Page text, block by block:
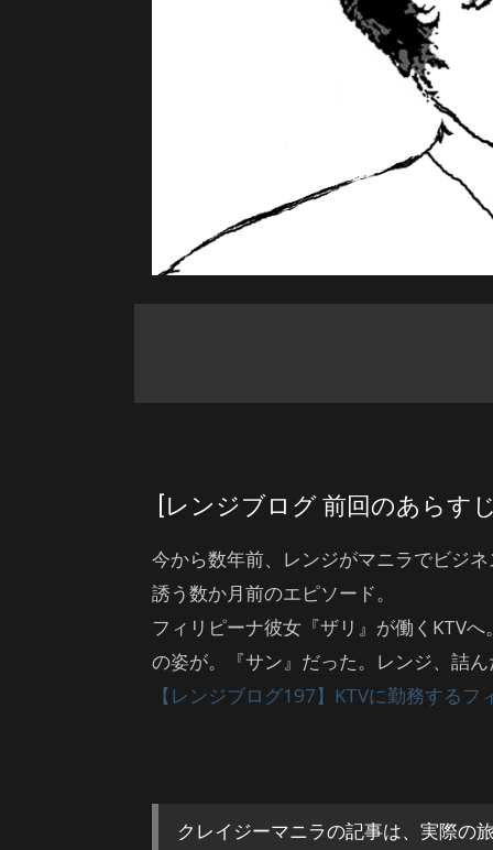
[レンジブログ 前回のあらす
今から数年前、レンジがマニラでビジ
誘う数か月前のエピソード。
フィリピーナ彼女『ザリ』が働くKTV
の姿が。『サン』だった。レンジ、詰ん
【レンジブログ197】KTVに勤務する
クレイジーマニラの記事は、実際の